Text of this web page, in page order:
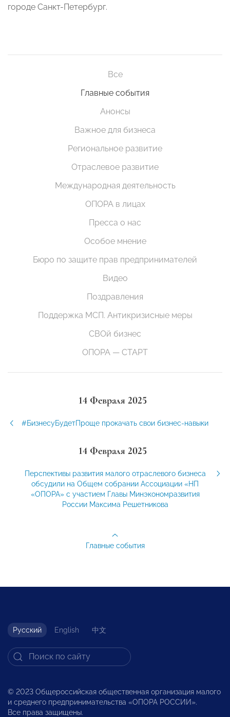
городе Санкт-Петербург.
Все
Главные события
Анонсы
Важное для бизнеса
Региональное развитие
Отраслевое развитие
Международная деятельность
ОПОРА в лицах
Пресса о нас
Особое мнение
Бюро по защите прав предпринимателей
Видео
Поздравления
Поддержка МСП. Антикризисные меры
СВОй бизнес
ОПОРА — СТАРТ
14 Февраля 2025
#БизнесуБудетПроще прокачать свои бизнес-навыки
14 Февраля 2025
Перспективы развития малого отраслевого бизнеса
обсудили на Общем собрании Ассоциации «НП
«ОПОРА» с участием Главы Минэкономразвития
России Максима Решетникова
Главные события
Русский English 中文
© 2023 Общероссийская общественная организация малого
и среднего предпринимательства «ОПОРА РОССИИ».
Все права защищены.